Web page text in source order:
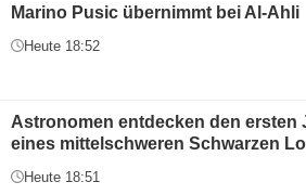
Marino Pusic übernimmt bei Al-Ahli
Heute 18:52
Astronomen entdecken den ersten
eines mittelschweren Schwarzen
Heute 18:51